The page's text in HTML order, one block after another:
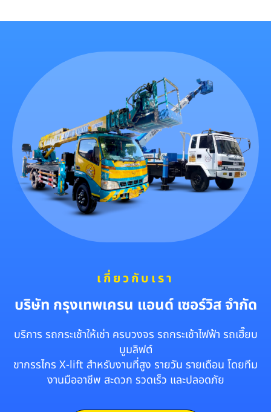
เกี่ยวกับเรา
บริษัท กรุงเทพเครน แอนด์ เซอร์วิส จำกัด
บริการ รถกระเช้าให้เช่า ครบวงจร รถกระเช้าไฟฟ้า รถเฮี๊ยบ
บูมลิฟต์
ขากรรไกร X-lift สำหรับงานที่สูง รายวัน รายเดือน โดยทีม
งานมืออาชีพ สะดวก รวดเร็ว และปลอดภัย